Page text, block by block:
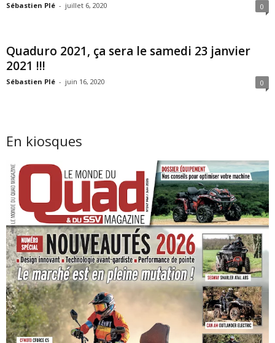
Sébastien Plé - juillet 6, 2020 0
Quaduro 2021, ça sera le samedi 23 janvier
2021 !!!
Sébastien Plé - juin 16, 2020 0
En kiosques